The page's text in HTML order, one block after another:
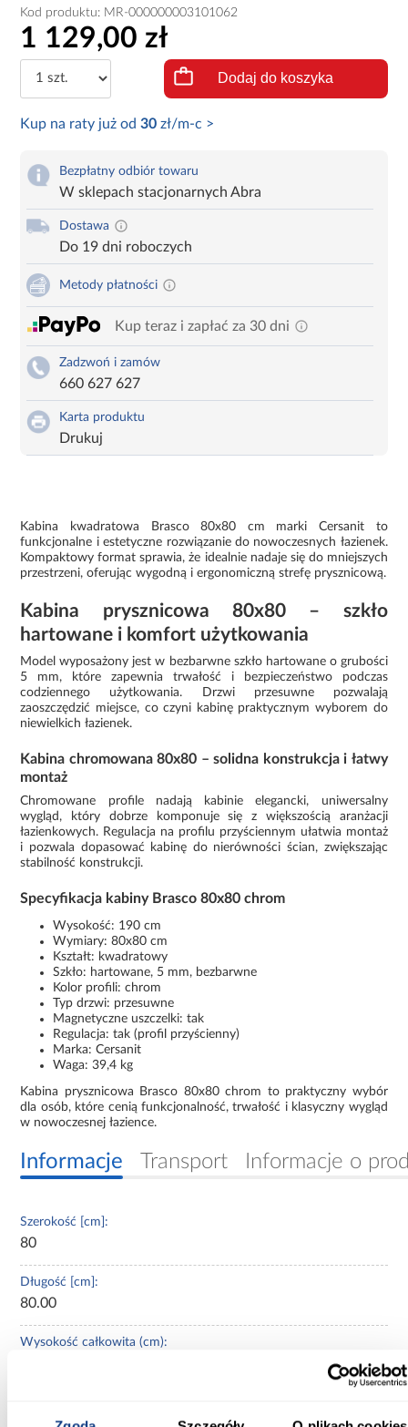
Kod produktu: MR-000000003101062
1 129,00 zł
Dodaj do koszyka
Kup na raty już od30 zł/m-c >
Bezpłatny odbiór towaru
W sklepach stacjonarnych Abra
Dostawa
Do 19 dni roboczych
Metody płatności
Kup teraz i zapłać za 30 dni
Zadzwoń i zamów
660 627 627
Karta produktu
Drukuj
Kabina kwadratowa Brasco 80x80 cm marki Cersanit to
funkcjonalne i estetyczne rozwiązanie do nowoczesnych łazienek.
Kompaktowy format sprawia, że idealnie nadaje się do mniejszych
przestrzeni, oferując wygodną i ergonomiczną strefę prysznicową.
Kabina prysznicowa 80x80 – szkło
hartowane i komfort użytkowania
Model wyposażony jest w bezbarwne szkło hartowane o grubości
5 mm, które zapewnia trwałość i bezpieczeństwo podczas
codziennego użytkowania. Drzwi przesuwne pozwalają
zaoszczędzić miejsce, co czyni kabinę praktycznym wyborem do
niewielkich łazienek.
Kabina chromowana 80x80 – solidna konstrukcja i łatwy
montaż
Chromowane profile nadają kabinie elegancki, uniwersalny
wygląd, który dobrze komponuje się z większością aranżacji
łazienkowych. Regulacja na profilu przyściennym ułatwia montaż
i pozwala dopasować kabinę do nierówności ścian, zwiększając
stabilność konstrukcji.
Specyfikacja kabiny Brasco 80x80 chrom
Wysokość: 190 cm
Wymiary: 80x80 cm
Kształt: kwadratowy
Szkło: hartowane, 5 mm, bezbarwne
Kolor profili: chrom
Typ drzwi: przesuwne
Magnetyczne uszczelki: tak
Regulacja: tak (profil przyścienny)
Marka: Cersanit
Waga: 39,4 kg
Kabina prysznicowa Brasco 80x80 chrom to praktyczny wybór
dla osób, które cenią funkcjonalność, trwałość i klasyczny wygląd
w nowoczesnej łazience.
Informacje Transport Informacje o
Szerokość [cm]:
80
Długość [cm]:
80.00
Wysokość całkowita (cm):